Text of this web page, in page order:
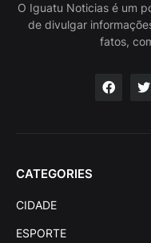
O Iguatu Noticias é um
de divulgar
fatos,
CATEGORIES
CIDADE
ESPORTE